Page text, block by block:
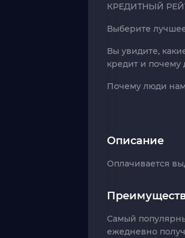
КРЕДИТНЫЙ
Выберите
Вы увидите,
кредит и почему
Почему люди
Описание
Оплачивается
Самый
ежедневно